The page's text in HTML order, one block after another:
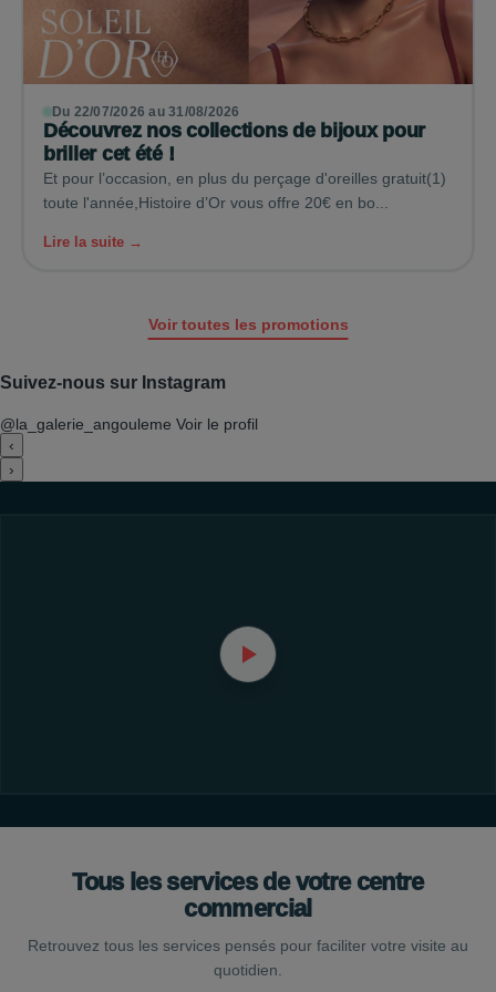
Du 22/07/2026 au 31/08/2026
Découvrez nos collections de bijoux pour
briller cet été !
Et pour l’occasion, en plus du perçage d'oreilles gratuit(1)
toute l'année,Histoire d’Or vous offre 20€ en bo...
Lire la suite →
Voir toutes les promotions
Suivez-nous sur Instagram
@la_galerie_angouleme Voir le profil
‹
›
Tous les services de votre centre
commercial
Retrouvez tous les services pensés pour faciliter votre visite au
quotidien.